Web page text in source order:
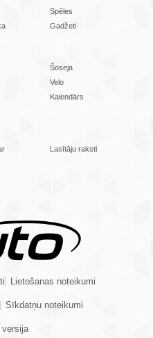
Spēles
Gadžeti
Šoseja
Velo
Kalendārs
Lasītāju raksti
Lietošanas noteikumi
Sīkdatņu noteikumi
versija